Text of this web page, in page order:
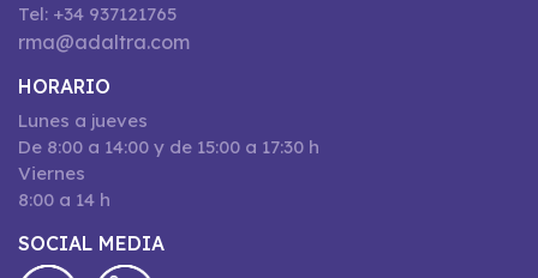
Tel: +34 937121765
rma@adaltra.com
HORARIO
Lunes a jueves
De 8:00 a 14:00 y de 15:00 a 17:30 h
Viernes
8:00 a 14 h
SOCIAL MEDIA